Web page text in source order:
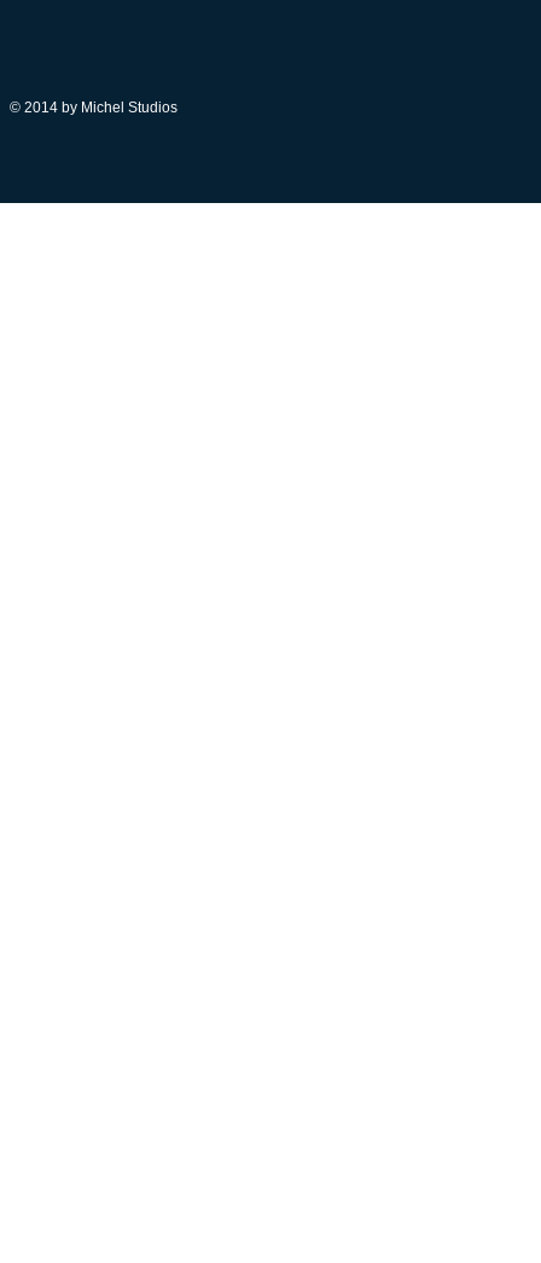
© 2014 by Michel Studios